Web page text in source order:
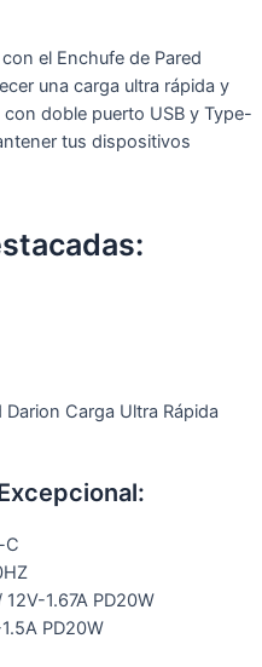
el Enchufe de Pared
una carga ultra rápida y
doble puerto USB y Type-
tus dispositivos
Carga Ultra Rápida
C
1.67A PD20W
PD20W